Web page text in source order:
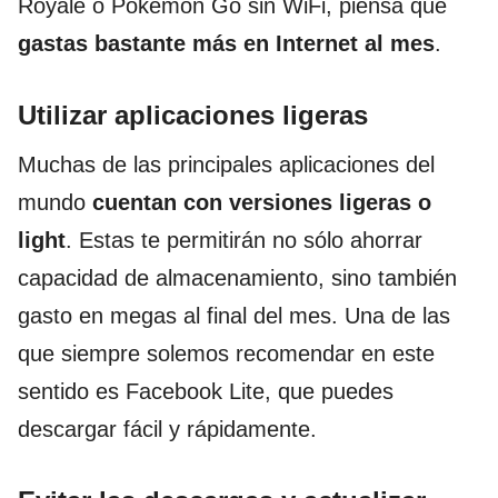
Royale o Pokémon Go sin WiFi, piensa que
gastas bastante más en Internet al mes.
Utilizar aplicaciones ligeras
Muchas de las principales aplicaciones del
mundo cuentan con versiones ligeras o
light. Estas te permitirán no sólo ahorrar
capacidad de almacenamiento, sino también
gasto en megas al final del mes. Una de las
que siempre solemos recomendar en este
sentido es Facebook Lite, que puedes
descargar fácil y rápidamente.